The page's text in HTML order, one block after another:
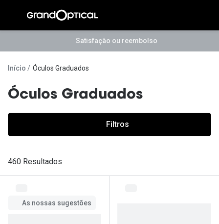
conteúdo
Satisfação ou reembolso
Início Óculos Graduados
Óculos Graduados
Filtros
460 Resultados
As nossas sugestões